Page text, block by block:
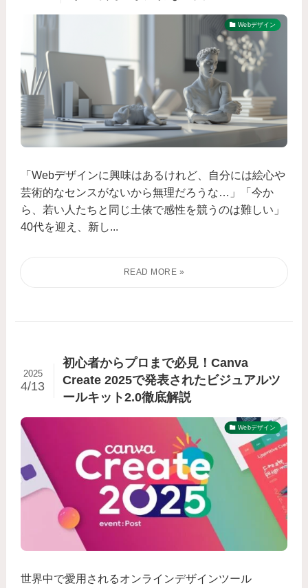
Webデザイン
「Webデザインに興味はあるけれど、自分には絵心や
芸術的なセンスがないから無理だろうな…」「今か
ら、若い人たちと同じ土俵で感性を競うのは難しい」
40代を迎え、新し...
初心者からプロまで必見！Canva
Create 2025で発表されたビジュアルツ
ールキット2.0徹底解説
2025
4/13
Webデザイン
世界中で愛用されるオンラインデザインツール